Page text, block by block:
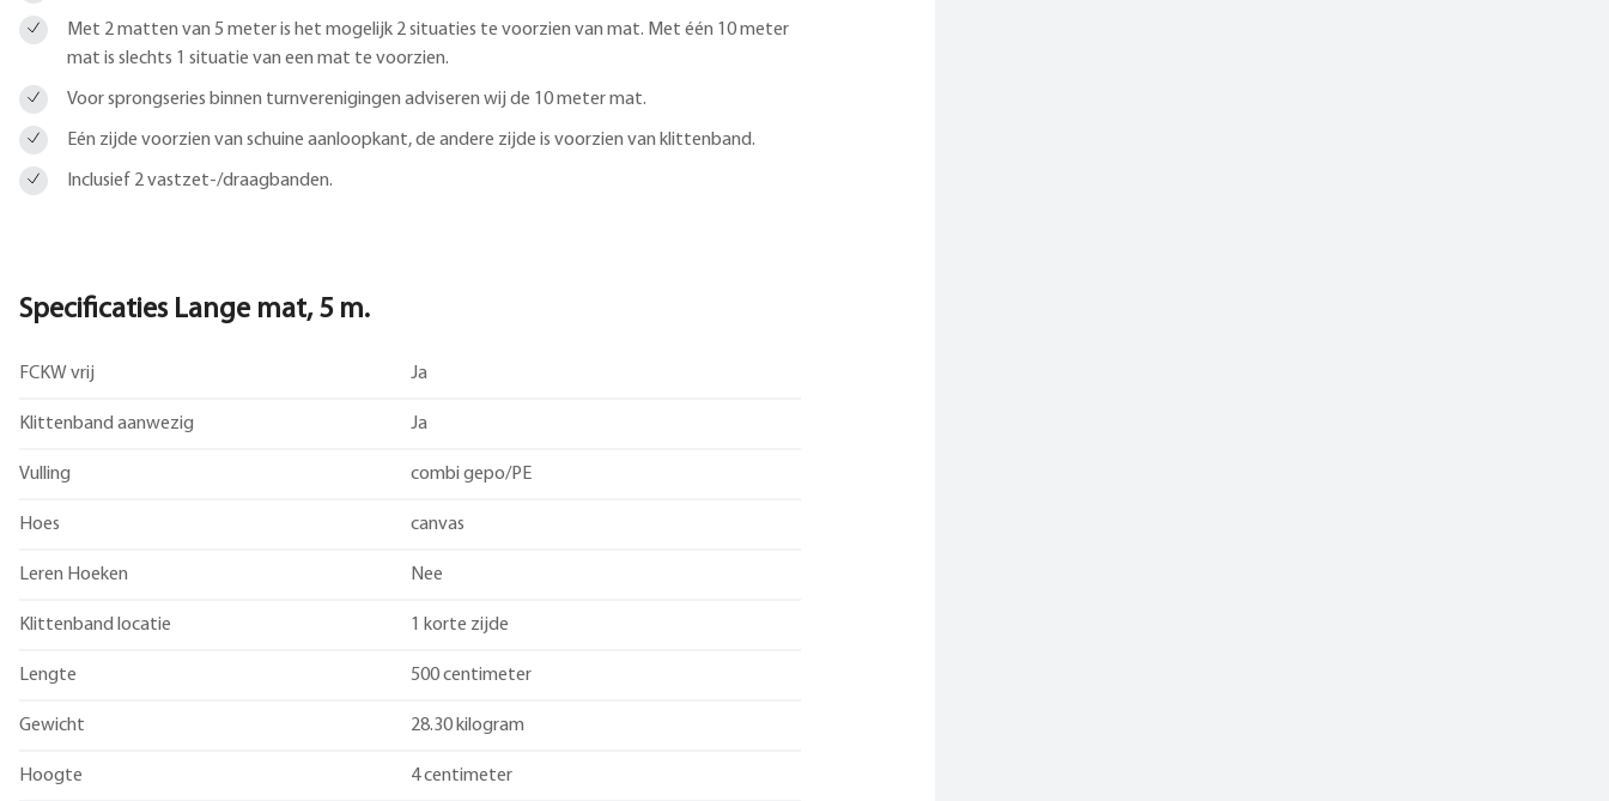
Met 2 matten van 5 meter is het mogelijk 2 situaties te voorzien van mat. Met één 10 meter
mat is slechts 1 situatie van een mat te voorzien.
Voor sprongseries binnen turnverenigingen adviseren wij de 10 meter mat.
Eén zijde voorzien van schuine aanloopkant, de andere zijde is voorzien van klittenband.
Inclusief 2 vastzet-/draagbanden.
Specificaties Lange mat, 5 m.
FCKW vrij Ja
Klittenband aanwezig Ja
Vulling combi gepo/PE
Hoes canvas
Leren Hoeken Nee
Klittenband locatie 1 korte zijde
Lengte 500 centimeter
Gewicht 28.30 kilogram
Hoogte 4 centimeter